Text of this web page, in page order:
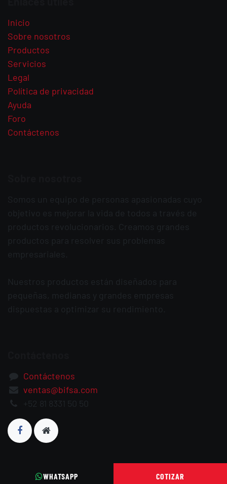
Inicio
Sobre nosotros
Productos
Servicios
Legal
Política de privacidad
Ayuda
Foro
Contáctenos
Somos un equipo de personas apasionadas cuyo
objetivo es mejorar la vida de todos a través de
productos revolucionarios. Creamos grandes
productos para resolver sus problemas
empresariales.
Nuestros productos están diseñados para
pequeñas, medianas y grandes empresas
dispuestas a optimizar su rendimiento.
Contáctenos
ventas@bifsa.com
+52 81 8331 50 50
WHATSAPP COTIZAR